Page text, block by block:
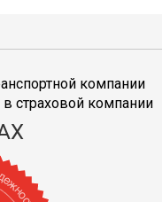
компании
страховой компании